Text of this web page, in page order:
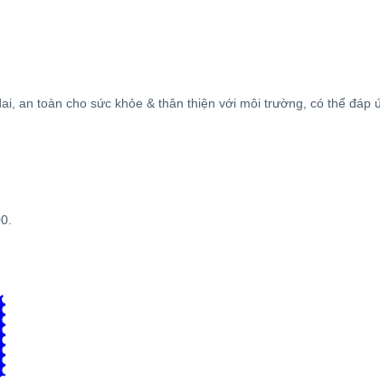
an toàn cho sức khỏe & thân thiện với môi trường, có thể đáp